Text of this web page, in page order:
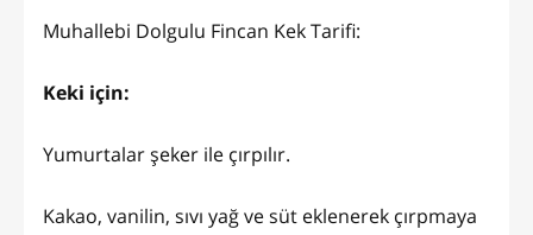
Muhallebi Dolgulu Fincan Kek Tarifi:
Keki için:
Yumurtalar şeker ile çırpılır.
Kakao, vanilin, sıvı yağ ve süt eklenerek çırpmaya